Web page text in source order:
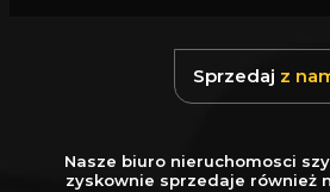
stronie:
Sprzedaj z
Nasze biuro nieruchomosci
zyskownie sprzedaje również